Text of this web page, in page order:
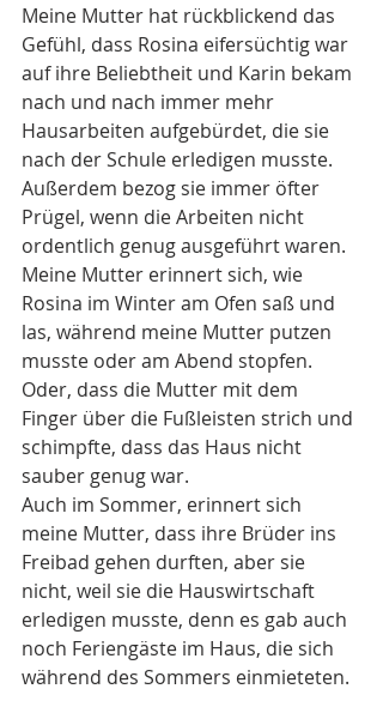
Meine Mutter hat rückblickend das
Gefühl, dass Rosina eifersüchtig war
auf ihre Beliebtheit und Karin bekam
nach und nach immer mehr
Hausarbeiten aufgebürdet, die sie
nach der Schule erledigen musste.
Außerdem bezog sie immer öfter
Prügel, wenn die Arbeiten nicht
ordentlich genug ausgeführt waren.
Meine Mutter erinnert sich, wie
Rosina im Winter am Ofen saß und
las, während meine Mutter putzen
musste oder am Abend stopfen.
Oder, dass die Mutter mit dem
Finger über die Fußleisten strich und
schimpfte, dass das Haus nicht
sauber genug war.
Auch im Sommer, erinnert sich
meine Mutter, dass ihre Brüder ins
Freibad gehen durften, aber sie
nicht, weil sie die Hauswirtschaft
erledigen musste, denn es gab auch
noch Feriengäste im Haus, die sich
während des Sommers einmieteten.